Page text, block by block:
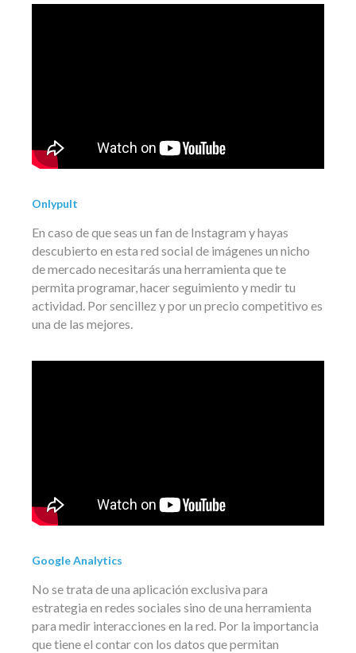
Onlypult
En caso de que seas un fan de Instagram y hayas
descubierto en esta red social de imágenes un nicho
de mercado necesitarás una herramienta que te
permita programar, hacer seguimiento y medir tu
actividad. Por sencillez y por un precio competitivo es
una de las mejores.
Google Analytics
No se trata de una aplicación exclusiva para
estrategia en redes sociales sino de una herramienta
para medir interacciones en la red. Por la importancia
que tiene el contar con los datos que permitan